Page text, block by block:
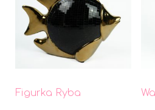
Figurka Ryba